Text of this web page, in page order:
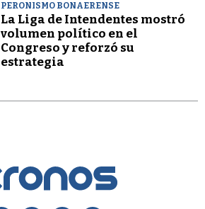
PERONISMO BONAERENSE
La Liga de Intendentes mostró
volumen político en el
Congreso y reforzó su
estrategia